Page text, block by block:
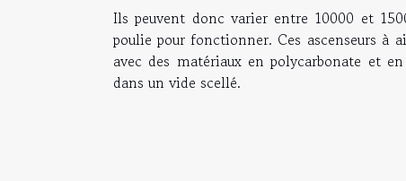
Ils peuvent donc varier entre 10000 et
poulie pour fonctionner. Ces ascenseurs
avec des matériaux en polycarbonate et
dans un vide scellé.